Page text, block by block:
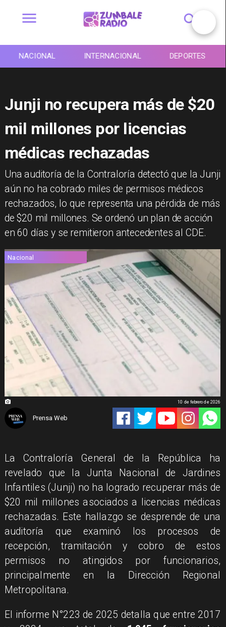
NACIONAL INTERNACIONAL DEPORTES
Junji no recupera más de $20
mil millones por licencias
médicas rechazadas
Una auditoría de la Contraloría detectó que la Junji
aún no ha cobrado miles de permisos médicos
rechazados, lo que representa una pérdida de más
de $20 mil millones. Se ordenó un plan de acción
en 60 días y se remitieron antecedentes al CDE.
Nacional
Prensa Web
10 de febrero de 2026
La Contraloría General de la República ha
revelado que la Junta Nacional de Jardines
Infantiles (Junji) no ha logrado recuperar más de
$20 mil millones asociados a licencias médicas
rechazadas. Este hallazgo se desprende de una
auditoría que examinó los procesos de
recepción, tramitación y cobro de estos
permisos no atingidos por funcionarios,
principalmente en la Dirección Regional
Metropolitana.
El informe N°223 de 2025 detalla que entre 2017